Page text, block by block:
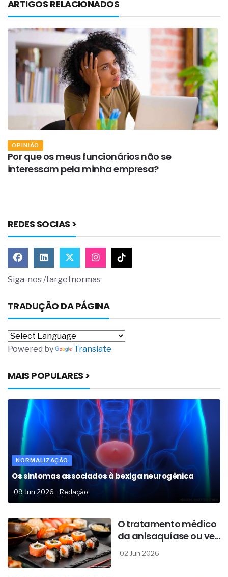
ARTIGOS RELACIONADOS
OPINIÃO
Por que os meus funcionários não se
interessam pela minha empresa?
REDES SOCIAS >
Siga-nos /targetnormas
TRADUÇÃO DA PÁGINA
Powered by Translate
MAIS POPULARES >
NORMALIZAÇÃO
Os sintomas associados à bexiga neurogênica
09 Jun 2026 Redação
O tratamento médico
da anisaquíase ou ve...
02 Jun 2026